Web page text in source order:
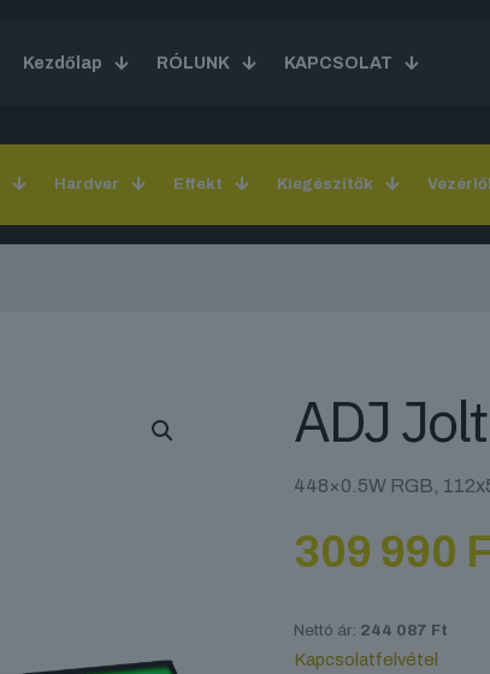
Kezdőlap RÓLUNK KAPCSOLAT
Hardver Effekt Kiegészítők
ADJ
448×0.5W RGB,
309 990
Nettó ár: 244 087 Ft
Kapcsolatfelvétel